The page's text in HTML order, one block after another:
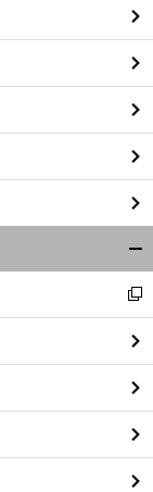
る
閉
る
新
し
い
ウ
ィ
ン
ド
ウ
で